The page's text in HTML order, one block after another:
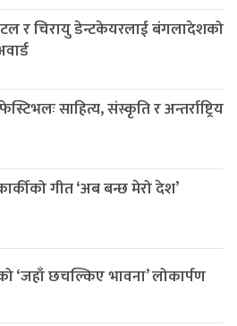
र चिरायु डेन्टकेयरलाई बंगलादेशको
साहित्य, संस्कृति र अन्तर्राष्ट्रिय
गीत ‘अब बन्छ मेरो देश’
‘जहाँ छचल्किए भावना’ लोकार्पण